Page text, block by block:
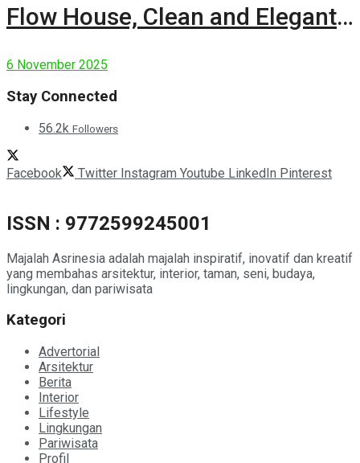
Flow House, Clean and Elegant
6 November 2025
Stay Connected
56.2k Followers
Facebook Twitter Instagram Youtube LinkedIn Pinterest
ISSN : 9772599245001
Majalah Asrinesia adalah majalah inspiratif, inovatif dan kreatif
yang membahas arsitektur, interior, taman, seni, budaya,
lingkungan, dan pariwisata
Kategori
Advertorial
Arsitektur
Berita
Interior
Lifestyle
Lingkungan
Pariwisata
Profil